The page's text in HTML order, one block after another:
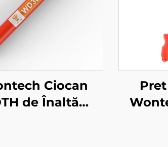
Ciocan
de Înaltă